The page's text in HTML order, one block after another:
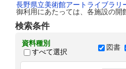
長野県立美術館アートライブラリ
御利用にあたっては、各施設の開
検索条件
資料種別
すべて選択
図書